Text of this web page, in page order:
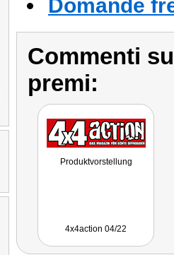
Domande
Commenti
premi:
Produktvorstellung
4x4action 04/22